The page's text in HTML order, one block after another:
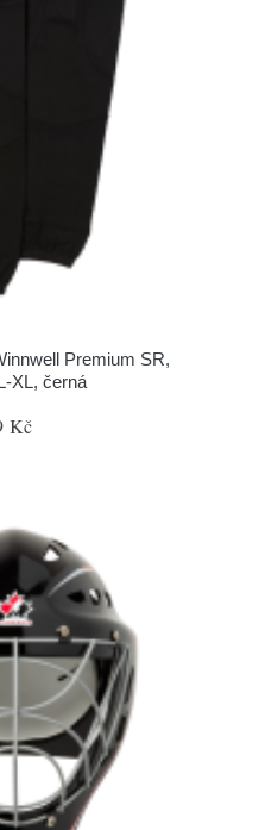
Premium SR,
XL, černá
Kč